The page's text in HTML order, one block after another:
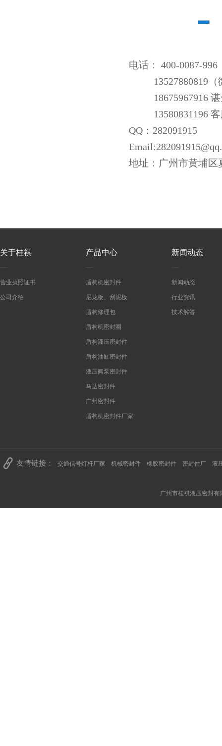
电话： 400-0087-
13527880819（
18675967916 谌
13580831196 客
QQ：282091915
地址：广州市黄埔区
关于桂祺
营业执照证书
公司介绍
产品中心
盾构机密封件
尼龙板、刮泥板
盾构修理包
盾构机密封圈
盾构液压密封件
盾构油缸密封件
液压阀泵密封件
马达密封件
广州密封件
盾构机密封件厂家
新闻动态
新闻动态
行业资讯
技术解答
友情链接： 交通信号灯杆厂家 机械密封件 橡胶密封件 密封件厂 液
广州市桂祺液压密封有